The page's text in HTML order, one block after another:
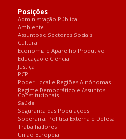
Posições
Administração Pública
Ambiente
Assuntos e Sectores Sociais
Cultura
Economia e Aparelho Produtivo
Educação e Ciência
Justiça
PCP
Poder Local e Regiões Autónomas
Regime Democrático e Assuntos
Constitucionais
Saúde
Segurança das Populações
Soberania, Política Externa e Defesa
Trabalhadores
União Europeia